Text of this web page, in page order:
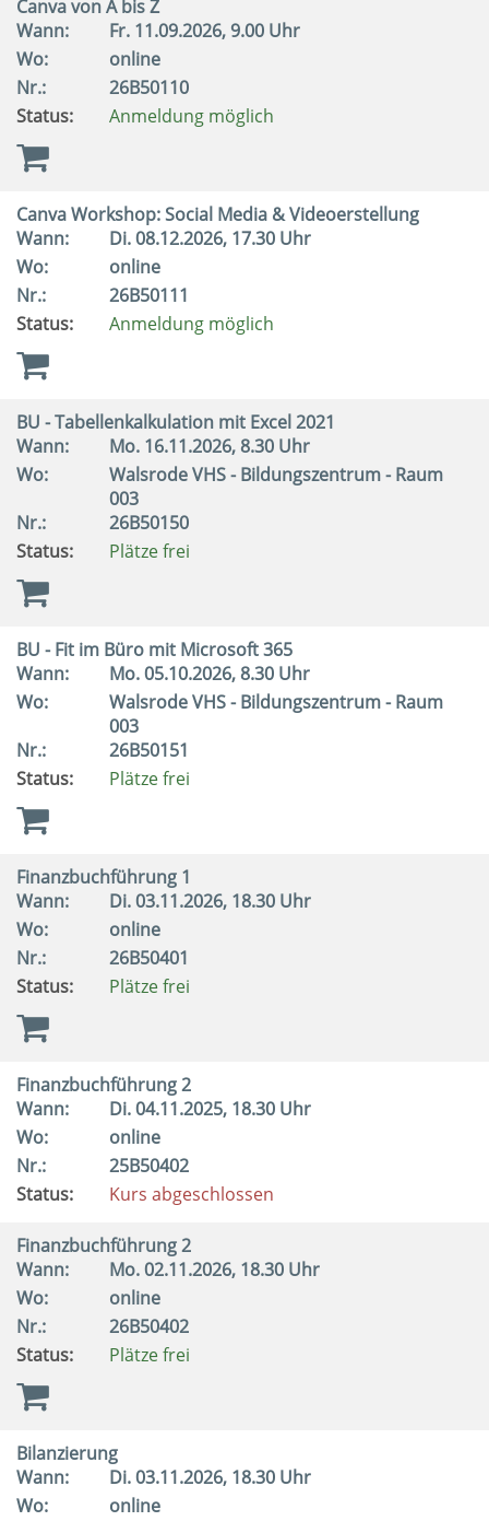
Canva von A bis Z
Wann:
Fr. 11.09.2026, 9.00 Uhr
Wo:
online
Nr.:
26B50110
Status:
Anmeldung möglich
Canva Workshop: Social Media & Videoerstellung
Wann:
Di.08.12.2026, 17.30 Uhr
Wo:
online
Nr.:
26B50111
Status:
Anmeldung möglich
BU - Tabellenkalkulation mit Excel 2021
Wann:
Mo. 16.11.2026, 8.30 Uhr
Wo:
Walsrode VHS - Bildungszentrum - Raum
003
Nr.:
26B50150
Status:
Plätze frei
BU - Fit im Büro mit Microsoft 365
Wann:
Mo.05.10.2026, 8.30 Uhr
Wo:
Walsrode VHS - Bildungszentrum - Raum
003
Nr.:
26B50151
Status:
Plätze frei
Finanzbuchführung 1
Wann:
Di.03.11.2026, 18.30 Uhr
Wo:
online
Nr.:
26B50401
Status:
Plätze frei
Finanzbuchführung 2
Wann:
Di.04.11.2025, 18.30 Uhr
Wo:
online
Nr.:
25B50402
Status:
Kurs abgeschlossen
Finanzbuchführung 2
Wann:
Mo.02.11.2026, 18.30 Uhr
Wo:
online
Nr.:
26B50402
Status:
Plätze frei
Bilanzierung
Wann:
Di.03.11.2026, 18.30 Uhr
Wo:
online